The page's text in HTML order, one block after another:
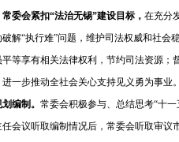
委会紧扣“法治无锡”建设目标， 在充分
解“执行难”问题，维护司法权威和社
等享有相关法律权利，节约司法资源
一步推动全社会关心支持见义勇为事
编制。 常委会积极参与、总结思考“十
会议听取编制情况后，常委会听取审